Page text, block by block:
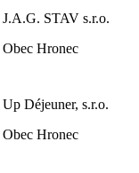
J.A.G. STAV s.r.o.
Obec Hronec
Up Déjeuner, s.r.o.
Obec Hronec